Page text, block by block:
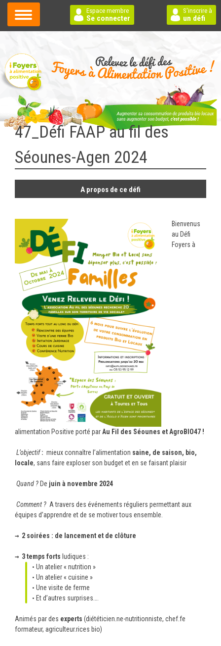
Espace membre
Se connecter
S'inscrire à
un défi
47_Défi FAAP au fil des
Séounes-Agen 2024
A propos de ce défi
Bienvenus
au Défi
Foyers à
alimentation Positive porté parAu Fil des Séounes et AgroBIO47 !
L’objectif: mieux connaître l’alimentation saine, de saison, bio,
locale, sans faire exploser son budget et en se faisant plaisir
Quand ? De juin à novembre 2024
Comment ? A travers des événements réguliers permettant aux
équipes d’apprendre et de se motiver tous ensemble.
→ 2 soirées : de lancement et de clôture
→ 3 temps forts ludiques :
Un atelier « nutrition »
Un atelier « cuisine »
Une visite de ferme
Et d’autres surprises….
Animés par des experts (diététicien.ne-nutritionniste, chef.fe
formateur, agriculteur.rices bio)